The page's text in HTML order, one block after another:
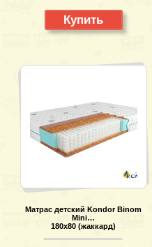
Купить
Матрас детский Kondor Binom
Mini…
180x80 (жаккард)